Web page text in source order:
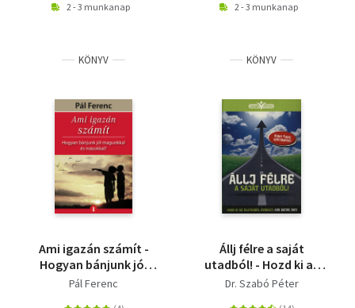
2 - 3 munkanap 2 - 3 munkanap
KÖNYV
Ami igazán számít -
Hogyan bánjunk jól
magunkkal és
Pál Ferenc
KÖNYV
Állj félre a saját
utadból! - Hozd ki az
életedből mindazt,
Dr. Szabó Péter